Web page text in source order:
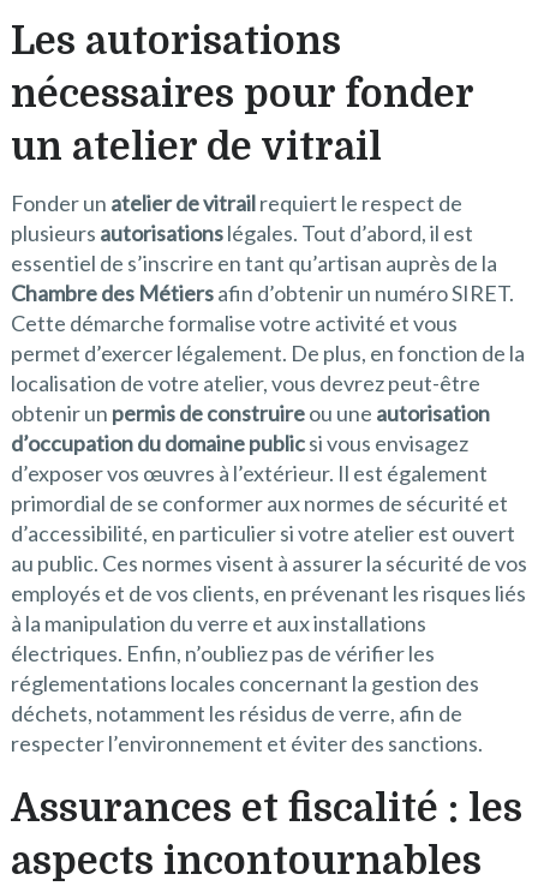
Les autorisations
nécessaires pour fonder
un atelier de vitrail
Fonder un atelier de vitrailrequiert le respect de
plusieurs autorisationslégales. Tout d’abord, il est
essentiel de s’inscrire en tant qu’artisan auprès de la
Chambre des Métiersafin d’obtenir un numéro SIRET.
Cette démarche formalise votre activité et vous
permet d’exercer légalement. De plus, en fonction de la
localisation de votre atelier, vous devrez peut-être
obtenir un permis de construireou une autorisation
d’occupation du domaine publicsi vous envisagez
d’exposer vos œuvres à l’extérieur. Il est également
primordial de se conformer aux normes de sécurité et
d’accessibilité, en particulier si votre atelier est ouvert
au public. Ces normes visent à assurer la sécurité de vos
employés et de vos clients, en prévenant les risques liés
à la manipulation du verre et aux installations
électriques. Enfin, n’oubliez pas de vérifier les
réglementations locales concernant la gestion des
déchets, notamment les résidus de verre, afin de
respecter l’environnement et éviter des sanctions.
Assurances et fiscalité : les
aspects incontournables